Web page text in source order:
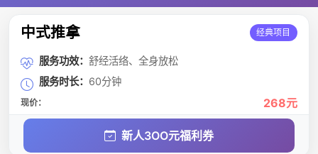
中式推拿 经典项目
服务功效： 舒经活络、全身放松
服务时长： 60分钟
现价： 268元
新人3OO元福利券